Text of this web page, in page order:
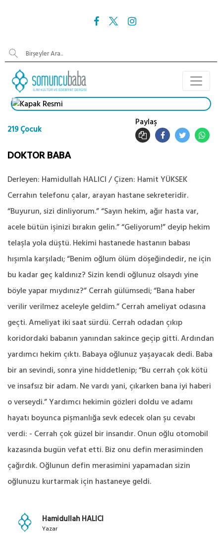
219 Çocuk
Paylaş
DOKTOR BABA
Derleyen: Hamidullah HALICI / Çizen: Hamit YÜKSEK
Cerrahın telefonu çalar, arayan hastane sekreteridir.
“Buyurun, sizi dinliyorum.” “Sayın hekim, ağır hasta var,
acele bütün işinizi bırakın gelin.” “Geliyorum!” deyip hekim
telaşla yola düştü. Hekimi hastanede hastanın babası
hışımla karşıladı; “Benim oğlum ölüm döşeğindedir, ne için
bu kadar geç kaldınız? Sizin kendi oğlunuz olsaydı yine
böyle yapar mıydınız?” Cerrah gülümsedi; “Bana haber
verilir verilmez aceleyle geldim.” Cerrah ameliyat odasına
geçti. Ameliyat iki saat sürdü. Cerrah odadan çıkıp
koridordaki babanın yanından sakince geçip gitti. Ardından
yardımcı hekim çıktı. Babaya oğlunuz yaşayacak dedi. Baba
bir an sevindi, sonra yine hiddetlenip; “Bu cerrah çok kötü
ve insafsız bir adam. Ne vardı yani, çıkarken bana iyi haberi
o verseydi.” Yardımcı hekimin gözleri doldu ve adamı
hayatı boyunca pişmanlığa sevk edecek olan şu cevabı
verdi: - Cerrah çok güzel bir insandır. Onun oğlu otomobil
kazasında bugün vefat etti. Biz onu defin merasiminden
çağırdık. Oğlunun defin merasimini yapamadan sizin
oğlunuzu kurtarmak için hastaneye geldi.
Hamidullah HALICI
Yazar